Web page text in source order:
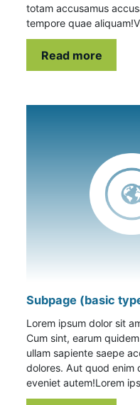
totam accusamus
tempore quae
Read more
Subpage (basic
Lorem ipsum dolor sit
Cum sint, earum
ullam sapiente saepe
dolores. Aut quod enim
eveniet autem!Lorem